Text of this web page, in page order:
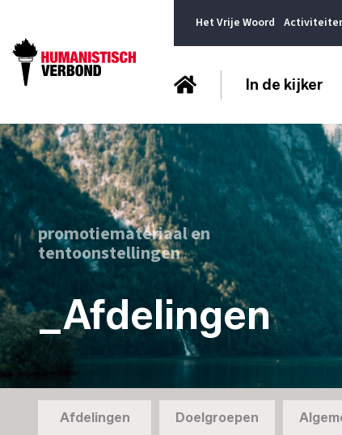
Het Vrije Woord
In de kijker
promotiemateriaal en
tentoonstellingen
_Afdelingen
Afdelingen Doelgroepen